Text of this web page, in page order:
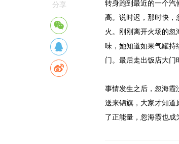
分享
转身跑到最近的一个汽
高。说时迟，那时快，
火。刚刚离开火场的
味，她知道如果气罐持
门。最后走出饭店大门
事情发生之后，忽海霞
送来锦旗，大家才知道
了正能量，忽海霞也成